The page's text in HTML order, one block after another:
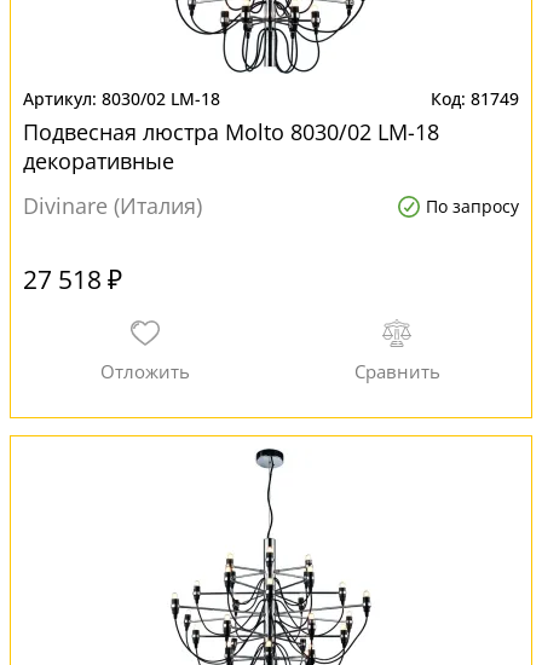
8030/02 LM-18 81749
Подвесная люстра Molto 8030/02 LM-18
декоративные
Divinare (Италия)
По запросу
27 518 ₽